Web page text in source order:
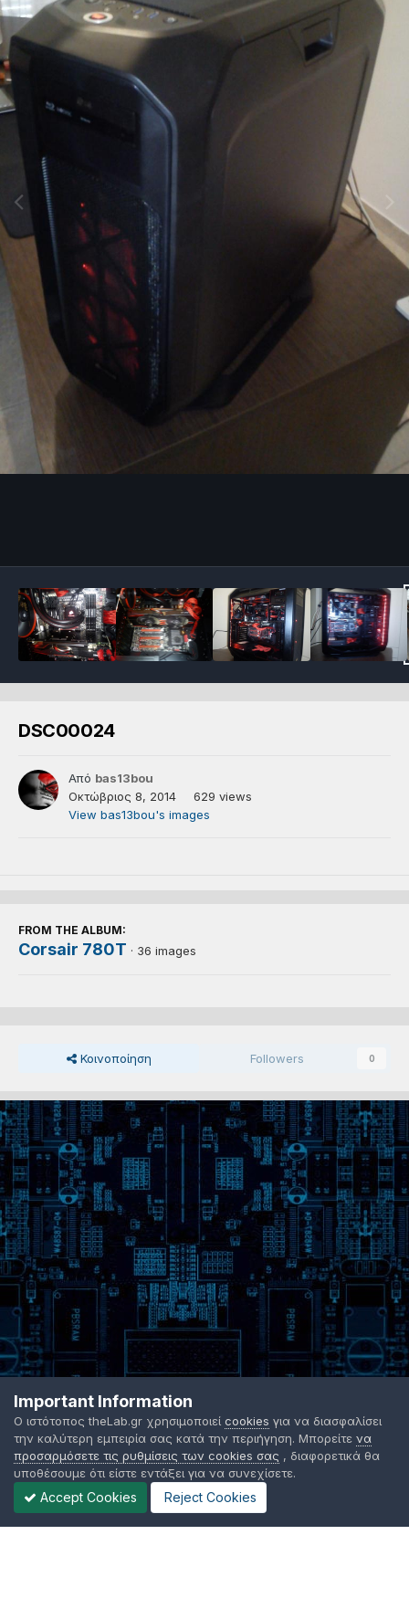
DSC00024
Από bas13bou
Οκτώβριος 8, 2014
629 views
View bas13bou's images
FROM THE ALBUM:
Corsair 780T · 36 images
Κοινοποίηση Followers 0
Important Information
Ο ιστότοπος theLab.gr χρησιμοποιεί cookies για να διασφαλίσει
την καλύτερη εμπειρία σας κατά την περιήγηση. Μπορείτε να
προσαρμόσετε τις ρυθμίσεις των cookies σας , διαφορετικά θα
υποθέσουμε ότι είστε εντάξει για να συνεχίσετε.
Accept Cookies Reject Cookies